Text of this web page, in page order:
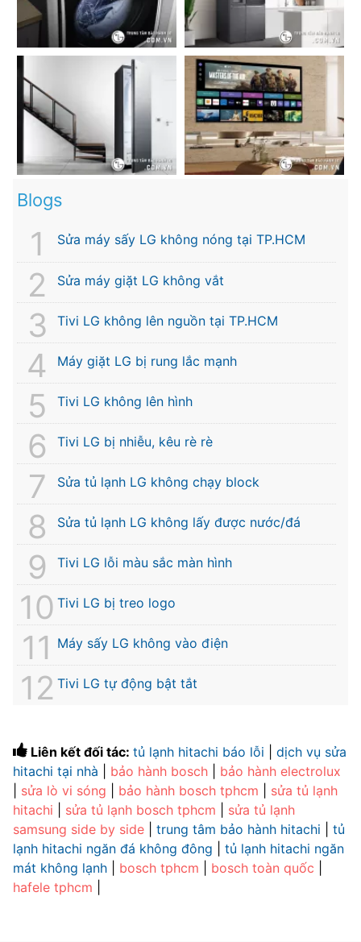
Blogs
Sửa máy sấy LG không nóng tại TP.HCM
Sửa máy giặt LG không vắt
Tivi LG không lên nguồn tại TP.HCM
Máy giặt LG bị rung lắc mạnh
Tivi LG không lên hình
Tivi LG bị nhiễu, kêu rè rè
Sửa tủ lạnh LG không chạy block
Sửa tủ lạnh LG không lấy được nước/đá
Tivi LG lỗi màu sắc màn hình
Tivi LG bị treo logo
Máy sấy LG không vào điện
Tivi LG tự động bật tắt
Liên kết đối tác: tủ lạnh hitachi báo lỗi
dịch vụ sửa
hitachi tại nhà
bảo hành bosch
bảo hành electrolux
sửa lò vi sóng bảo hành bosch tphcm
sửa tủ lạnh
hitachi
sửa tủ lạnh bosch tphcm
sửa tủ lạnh
samsung side by side
trung tâm bảo hành hitachi
tủ
lạnh hitachi ngăn đá không đông
tủ lạnh hitachi ngăn
mát không lạnh
bosch tphcm bosch toàn quốc
hafele tphcm